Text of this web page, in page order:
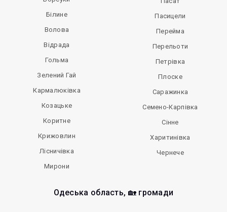
Білине
Волова
Відрада
Гольма
Зелений Гай
Кармалюківка
Козацьке
Коритне
Крижовлин
Лісничівка
Мирони
Пасицели
Перейма
Перельоти
Петрівка
Плоске
Саражинка
Семено-Карпівка
Сінне
Харитинівка
Чернече
Одеська область, 🏡 громади